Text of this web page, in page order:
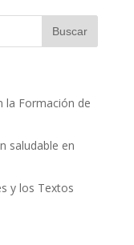
la Formación de
saludable en
y los Textos